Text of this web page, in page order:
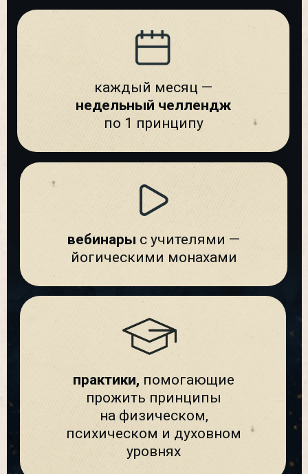
Шаг от теории к практике
Дада Садананда учит привычкам,
получить эффект, нужно начать
Можно задать вопросы
В любой момент: своему куратору,
ведущему на эфире или Даде
Садананде в чате.
Дада ближе, чем на экране
В пространстве «Практикуем вместе»
можно чувствовать живой контакт с
Дадой — через медитации, эфиры и
общение в общем чате. Он всегда
поддержит и вдохновит.